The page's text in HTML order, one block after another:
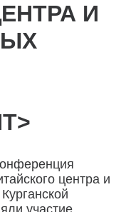
И
центра и
участие